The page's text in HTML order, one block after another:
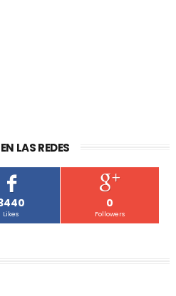
LAS REDES
Likes
0
Followers